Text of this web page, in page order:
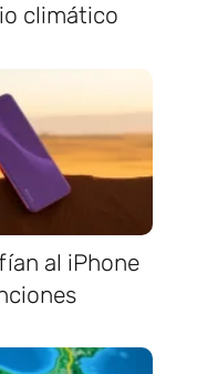
climático
al iPhone